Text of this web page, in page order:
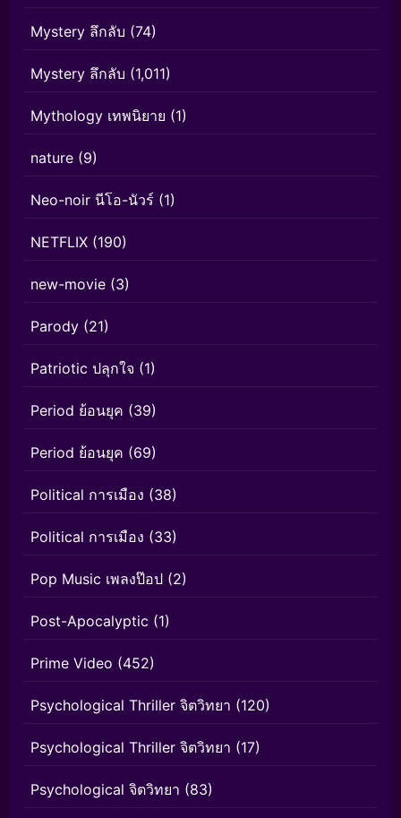
Mystery ลึกลับ (74)
Mystery ลึกลับ (1,011)
Mythology เทพนิยาย (1)
nature (9)
Neo-noir นีโอ-นัวร์ (1)
NETFLIX (190)
new-movie (3)
Parody (21)
Patriotic ปลุกใจ (1)
Period ย้อนยุค (39)
Period ย้อนยุค (69)
Political การเมือง (38)
Political การเมือง (33)
Pop Music เพลงป๊อป (2)
Post-Apocalyptic (1)
Prime Video (452)
Psychological Thriller จิตวิทยา (120)
Psychological Thriller จิตวิทยา (17)
Psychological จิตวิทยา (83)